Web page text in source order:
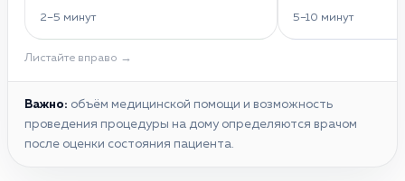
2–5 минут 5–10 минут
Листайте вправо →
Важно: объём медицинской помощи и возможность
проведения процедуры на дому определяются врачом
после оценки состояния пациента.